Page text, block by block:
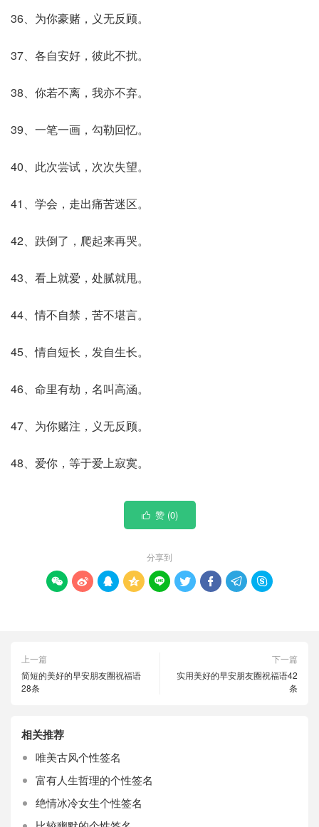
36、为你豪赌，义无反顾。
37、各自安好，彼此不扰。
38、你若不离，我亦不弃。
39、一笔一画，勾勒回忆。
40、此次尝试，次次失望。
41、学会，走出痛苦迷区。
42、跌倒了，爬起来再哭。
43、看上就爱，处腻就甩。
44、情不自禁，苦不堪言。
45、情自短长，发自生长。
46、命里有劫，名叫高涵。
47、为你赌注，义无反顾。
48、爱你，等于爱上寂寞。
 赞 (0)
分享到
        
上一篇
简短的美好的早安朋友圈祝福语
28条
下一篇
实用美好的早安朋友圈祝福语42
条
相关推荐
唯美古风个性签名
富有人生哲理的个性签名
绝情冰冷女生个性签名